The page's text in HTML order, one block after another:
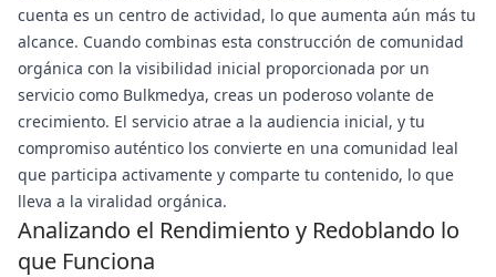
cuenta es un centro de actividad, lo que aumenta aún más tu
alcance. Cuando combinas esta construcción de comunidad
orgánica con la visibilidad inicial proporcionada por un
servicio como Bulkmedya, creas un poderoso volante de
crecimiento. El servicio atrae a la audiencia inicial, y tu
compromiso auténtico los convierte en una comunidad leal
que participa activamente y comparte tu contenido, lo que
lleva a la viralidad orgánica.
Analizando el Rendimiento y Redoblando lo
que Funciona